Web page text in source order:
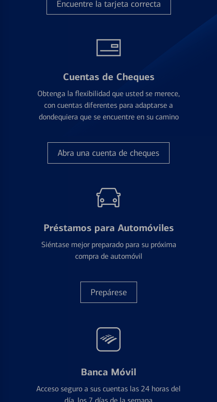
Encuentre la tarjeta correcta
Cuentas de Cheques
Obtenga la flexibilidad que usted se merece,
con cuentas diferentes para adaptarse a
dondequiera que se encuentre en su camino
Abra una cuenta de cheques
Préstamos para Automóviles
Siéntase mejor preparado para su próxima
compra de automóvil
Prepárese
Banca Móvil
Acceso seguro a sus cuentas las 24 horas del